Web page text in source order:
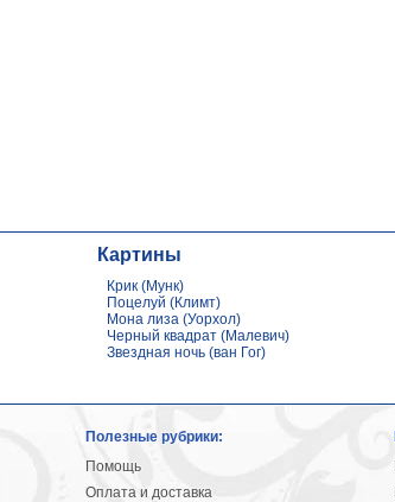
Картины
Крик (Мунк)
Поцелуй (Климт)
Мона лиза (Уорхол)
Черный квадрат (Малевич)
Звездная ночь (ван Гог)
Полезные рубрики:
Помощь
Оплата и доставка